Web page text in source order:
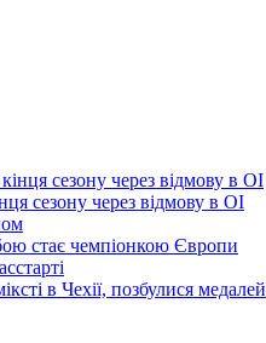
сезону через відмову в ОІ
стає чемпіонкою Європи
в Чехії, позбулися медалей